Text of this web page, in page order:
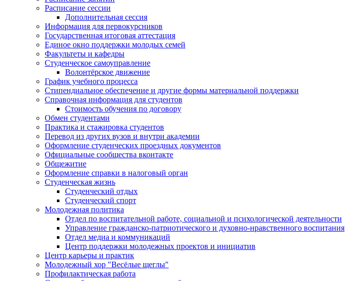
Расписание сессии
Дополнительная сессия
Информация для первокурсников
Государственная итоговая аттестация
Единое окно поддержки молодых семей
Факультеты и кафедры
Студенческое самоуправление
Волонтёрское движение
График учебного процесса
Стипендиальное обеспечение и другие формы материальной поддержки
Справочная информация для студентов
Cтоимость обучения по договору
Обмен студентами
Практика и стажировка студентов
Перевод из других вузов и внутри академии
Оформление студенческих проездных документов
Официальные сообщества вконтакте
Общежитие
Оформление справки в налоговый орган
Студенческая жизнь
Студенческий отдых
Студенческий спорт
Молодежная политика
Отдел по воспитательной работе, социальной и психологической деятельности
Управление гражданско-патриотического и духовно-нравственного воспитания
Отдел медиа и коммуникаций
Центр поддержки молодежных проектов и инициатив
Центр карьеры и практик
Молодежный хор "Весёлые щеглы"
Профилактическая работа